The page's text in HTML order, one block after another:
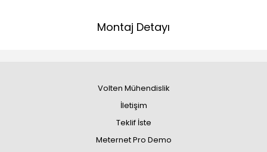
Montaj Detayı
Volten Mühendislik
İletişim
Teklif İste
Meternet Pro Demo